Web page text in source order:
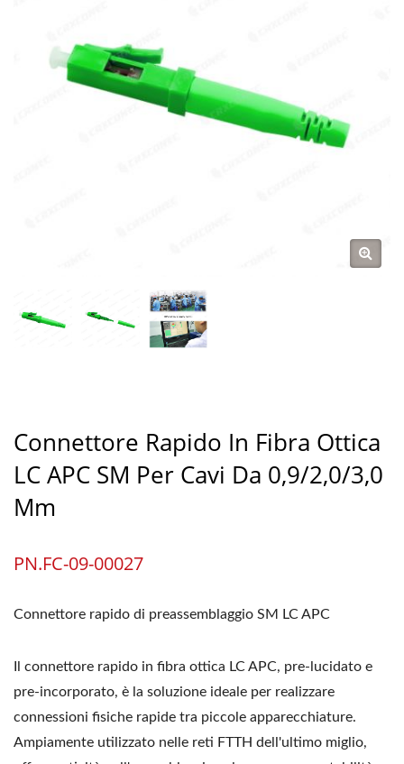
Connettore Rapido In Fibra Ottica
LC APC SM Per Cavi Da 0,9/2,0/3,0
Mm
PN.FC-09-00027
Connettore rapido di preassemblaggio SM LC APC
Il connettore rapido in fibra ottica LC APC, pre-lucidato e
pre-incorporato, è la soluzione ideale per realizzare
connessioni fisiche rapide tra piccole apparecchiature.
Ampiamente utilizzato nelle reti FTTH dell'ultimo miglio,